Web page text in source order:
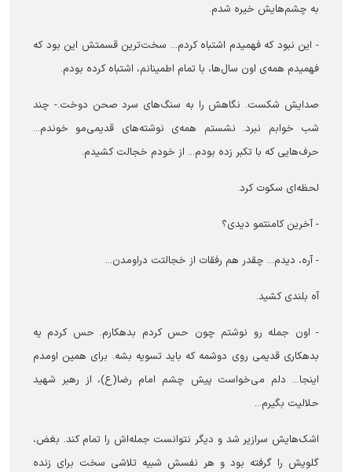
به چشم‌هایش خیره شدم.
- این نبود که فهمیدم اشتباه کردم... سخت‌ترین قسمتش این بود که
فهمیدم همه‌ی اون سال‌ها، با تمام اطمینانم، اشتباه کرده بودم.
صدایش شکست. نگاهش را به سنگ‌های سرد صحن دوخت.- چند
شب خوابم نبرد. نشستم همه‌ی نوشته‌های قدیمی‌مو خوندم...
حرف‌هایی که با تکبر زده بودم... از خودم خجالت کشیدم.
لحظه‌ای سکوت کرد.
- آخرین کامنتمو دیدی؟
- آره، دیدم... چقدر هم رفقات از خجالتت دراومدن...
آه بلندی کشید.
- اون جمله رو نوشتم چون حس کردم بدهکارم. حس کردم یه
بدهکاری قدیمی روی دوشمه که باید تسویه بشه. برای همین اومدم
اینجا... دلم می‌خواست پیش چشم امام رضا(ع)، از رهبر شهید
حلالیت بگیرم...
اشک‌هایش سرازیر شد و دیگر نتوانست جمله‌اش را تمام کند. بغض،
گلویش را گرفته بود و هر نفسش شبیه تلاشی سخت برای زنده